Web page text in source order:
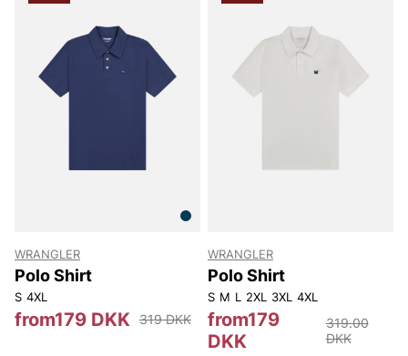
WRANGLER
Polo Shirt
S 4XL
from179 DKK 319 DKK
WRANGLER
Polo Shirt
S M L 2XL 3XL 4XL
from179
DKK
319.00
DKK